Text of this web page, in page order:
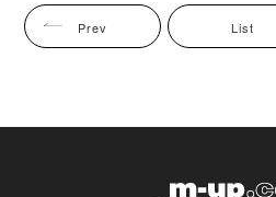
Prev List